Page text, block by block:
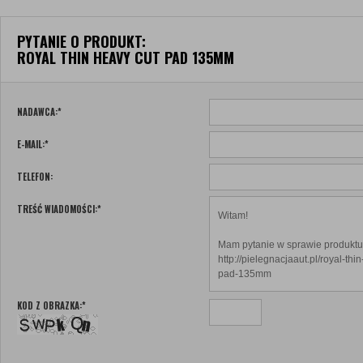
PYTANIE O PRODUKT:
ROYAL THIN HEAVY CUT PAD 135MM
NADAWCA:*
E-MAIL:*
TELEFON:
TREŚĆ WIADOMOŚCI:*
KOD Z OBRAZKA:*